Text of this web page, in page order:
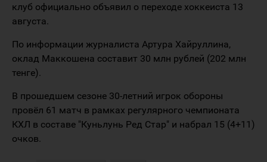
клуб официально объявил о переходе хоккеиста 13
августа.
По информации журналиста Артура Хайруллина,
оклад Маккошена составит 30 млн рублей (202 млн
тенге).
В прошедшем сезоне 30-летний игрок обороны
провёл 61 матч в рамках регулярного чемпионата
КХЛ в составе "Куньлунь Ред Стар" и набрал 15 (4+11)
очков.